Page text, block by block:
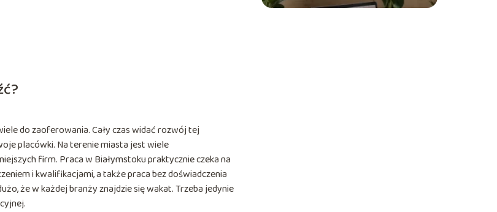
do zaoferowania. Cały czas widać rozwój tej
placówki. Na terenie miasta jest wiele
firm. Praca w Białymstoku praktycznie czeka na
i kwalifikacjami, a także praca bez doświadczenia
że w każdej branży znajdzie się wakat. Trzeba jedynie